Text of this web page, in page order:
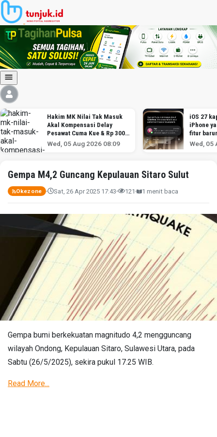
Hakim MK Nilai Tak Masuk
Akal Kompensasi Delay
Pesawat Cuma Kue & Rp 300
Ribu
Wed, 05 Aug 2026 08:09
iOS 27
iPhone
fitur
Wed, 05
Gempa M4,2 Guncang Kepulauan Sitaro Sulut
Okezone Sat, 26 Apr 2025 17:43 121 1 menit baca
Gempa bumi berkekuatan magnitudo 4,2 mengguncang
wilayah Ondong, Kepulauan Sitaro, Sulawesi Utara, pada
Sabtu (26/5/2025), sekira pukul 17.25 WIB.
Read More...